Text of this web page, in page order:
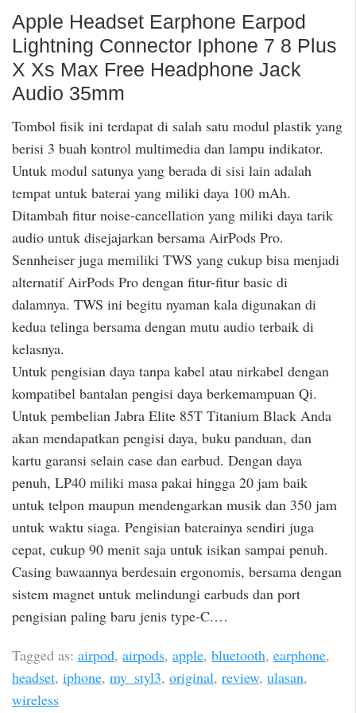
Apple Headset Earphone Earpod
Lightning Connector Iphone 7 8 Plus
X Xs Max Free Headphone Jack
Audio 35mm
Tombol fisik ini terdapat di salah satu modul plastik yang
berisi 3 buah kontrol multimedia dan lampu indikator.
Untuk modul satunya yang berada di sisi lain adalah
tempat untuk baterai yang miliki daya 100 mAh.
Ditambah fitur noise-cancellation yang miliki daya tarik
audio untuk disejajarkan bersama AirPods Pro.
Sennheiser juga memiliki TWS yang cukup bisa menjadi
alternatif AirPods Pro dengan fitur-fitur basic di
dalamnya. TWS ini begitu nyaman kala digunakan di
kedua telinga bersama dengan mutu audio terbaik di
kelasnya.
Untuk pengisian daya tanpa kabel atau nirkabel dengan
kompatibel bantalan pengisi daya berkemampuan Qi.
Untuk pembelian Jabra Elite 85T Titanium Black Anda
akan mendapatkan pengisi daya, buku panduan, dan
kartu garansi selain case dan earbud. Dengan daya
penuh, LP40 miliki masa pakai hingga 20 jam baik
untuk telpon maupun mendengarkan musik dan 350 jam
untuk waktu siaga. Pengisian baterainya sendiri juga
cepat, cukup 90 menit saja untuk isikan sampai penuh.
Casing bawaannya berdesain ergonomis, bersama dengan
sistem magnet untuk melindungi earbuds dan port
pengisian paling baru jenis type-C.…
Tagged as: airpod, airpods, apple, bluetooth, earphone,
headset, iphone, my_styl3, original, review, ulasan,
wireless